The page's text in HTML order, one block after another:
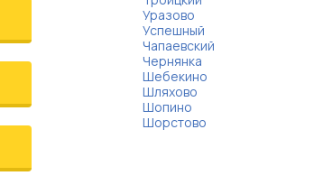
Уразово
Успешный
Чапаевский
Чернянка
Шебекино
Шляхово
Шопино
Шорстово